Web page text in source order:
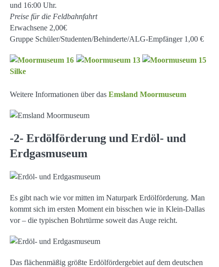
und 16:00 Uhr.
Preise für die Feldbahnfahrt
Erwachsene 2,00€
Gruppe Schüler/Studenten/Behinderte/ALG-Empfänger 1,00 €
Weitere Informationen über das Emsland Moormuseum
-2- Erdölförderung und Erdöl- und
Erdgasmuseum
Es gibt nach wie vor mitten im Naturpark Erdölförderung. Man
kommt sich im ersten Moment ein bisschen wie in Klein-Dallas
vor – die typischen Bohrtürme soweit das Auge reicht.
Das flächenmäßig größte Erdölfördergebiet auf dem deutschen